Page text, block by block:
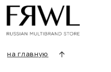
Оплата и доставка
Контакты, реквизиты